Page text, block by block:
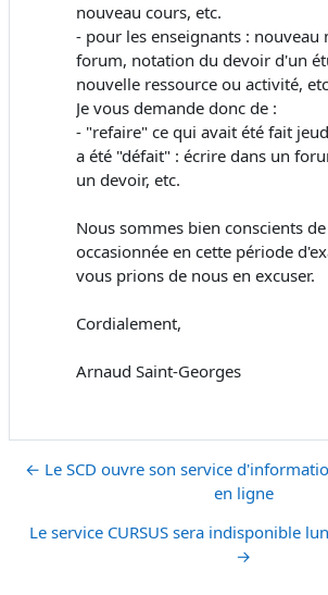
nouveau cours, etc.
- pour les enseignants : nouveau
forum, notation du devoir d'un
nouvelle ressource ou activité,
Je vous demande donc de :
- "refaire" ce qui avait été fait
a été "défait" : écrire dans un
un devoir, etc.
Nous sommes bien conscients
occasionnée en cette période
vous prions de nous en excuser.
Cordialement,
Arnaud Saint-Georges
← Le SCD ouvre son service
en ligne
Le service CURSUS sera indisponible
→